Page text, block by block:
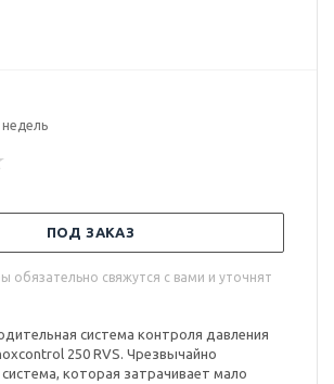
недель
ПОД ЗАКАЗ
обязательно свяжутся с вами и уточнят
система контроля давления
250 RVS. Чрезвычайно
которая затрачивает мало